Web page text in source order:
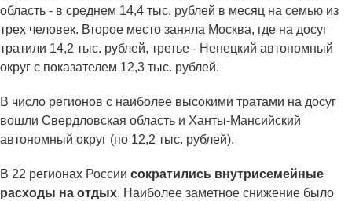
область - в среднем 14,4 тыс. рублей в месяц на семью из
трех человек. Второе место заняла Москва, где на досуг
тратили 14,2 тыс. рублей, третье - Ненецкий автономный
округ с показателем 12,3 тыс. рублей.
В число регионов с наиболее высокими тратами на досуг
вошли Свердловская область и Ханты-Мансийский
автономный округ (по 12,2 тыс. рублей).
В 22 регионах России сократились внутрисемейные
расходы на отдых. Наиболее заметное снижение было